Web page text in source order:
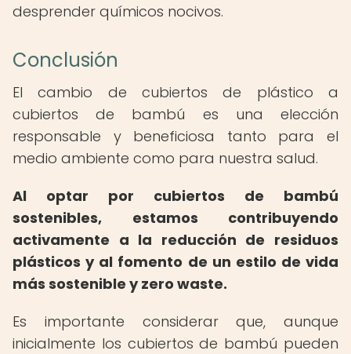
desprender químicos nocivos.
Conclusión
El cambio de cubiertos de plástico a
cubiertos de bambú es una elección
responsable y beneficiosa tanto para el
medio ambiente como para nuestra salud.
Al optar por cubiertos de bambú
sostenibles, estamos contribuyendo
activamente a la reducción de residuos
plásticos y al fomento de un estilo de vida
más sostenible y zero waste.
Es importante considerar que, aunque
inicialmente los cubiertos de bambú pueden